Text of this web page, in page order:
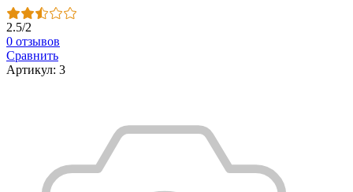
2.5/2
0 отзывов
Сравнить
Артикул: 3